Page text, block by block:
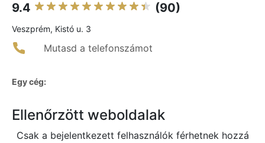
9.4 (90)
Veszprém, Kistó u. 3
Mutasd a telefonszámot
Egy cég:
Ellenőrzött weboldalak
Csak a bejelentkezett felhasználók férhetnek hozzá